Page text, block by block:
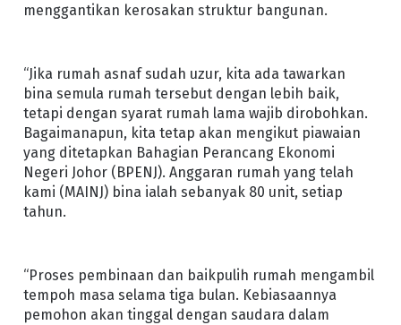
menggantikan kerosakan struktur bangunan.
“Jika rumah asnaf sudah uzur, kita ada tawarkan
bina semula rumah tersebut dengan lebih baik,
tetapi dengan syarat rumah lama wajib dirobohkan.
Bagaimanapun, kita tetap akan mengikut piawaian
yang ditetapkan Bahagian Perancang Ekonomi
Negeri Johor (BPENJ). Anggaran rumah yang telah
kami (MAINJ) bina ialah sebanyak 80 unit, setiap
tahun.
“Proses pembinaan dan baikpulih rumah mengambil
tempoh masa selama tiga bulan. Kebiasaannya
pemohon akan tinggal dengan saudara dalam